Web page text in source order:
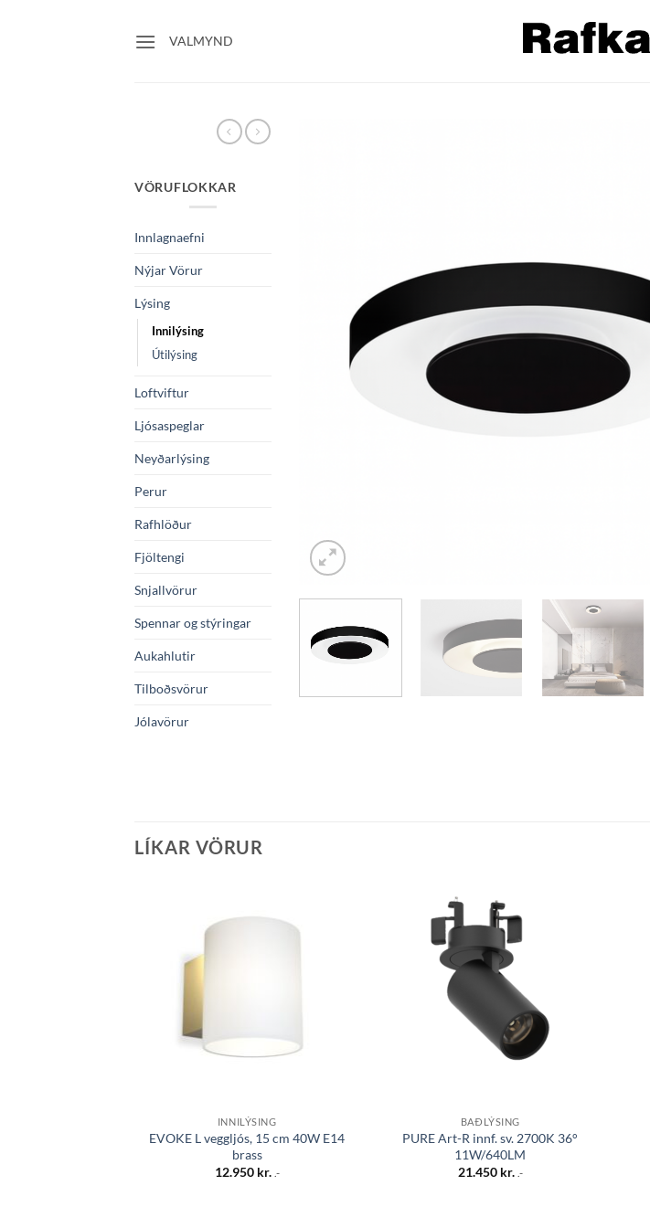
VALMYND
VÖRUFLOKKAR
Innlagnaefni
Nýjar Vörur
Lýsing
Innilýsing
Útilýsing
Loftviftur
Ljósaspeglar
Neyðarlýsing
Perur
Rafhlöður
Fjöltengi
Snjallvörur
Spennar og stýringar
Aukahlutir
Tilboðsvörur
Jólavörur
LÍKAR VÖRUR
INNILÝSING
EVOKE L veggljós, 15 cm 40W E14
brass
12.950 kr. .-
BAÐLÝSING
PURE Art-R innf. sv. 2700K 36°
11W/640LM
21.450 kr. .-